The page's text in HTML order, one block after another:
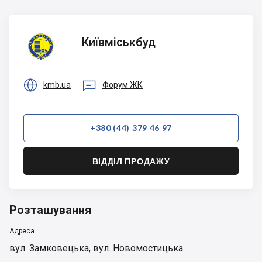
Київміськбуд
Київміськбуд
 kmb.ua  Форум ЖК
+380 (44) 379 46 97
ВІДДІЛ ПРОДАЖУ
Розташування
Адреса
вул. Замковецька, вул. Новомостицька